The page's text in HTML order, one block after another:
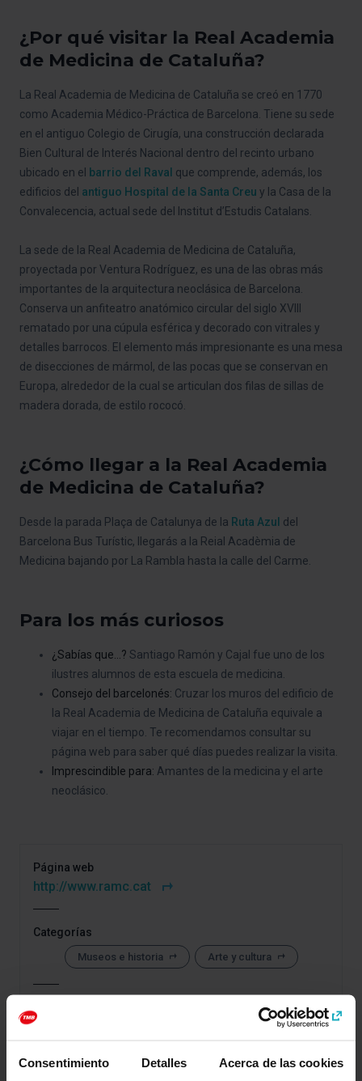
Consentimiento Detalles Acerca de las cookies
¿Por qué visitar la Real Academia
de Medicina de Cataluña?
La Real Academia de Medicina de Cataluña se creó en 1770
como Academia Médico-Práctica de Barcelona. Tiene su sede
en el antiguo Colegio de Cirugía, una construcción declarada
Bien Cultural de Interés Nacional dentro del recinto urbano
ubicado en el
barrio del Raval que comprende, además, los
edificios del antiguo Hospital de la Santa Creu y la Casa de la
Convalecencia, actual sede del Institut d’Estudis Catalans.
La sede de la Real Academia de Medicina de Cataluña,
proyectada por Ventura Rodríguez, es una de las obras más
importantes de la arquitectura neoclásica de Barcelona.
Conserva un anfiteatro anatómico circular del siglo XVIII
rematado por una cúpula esférica y decorado con vitrales y
detalles barrocos. El elemento más impresionante es una mesa
de disecciones de mármol, de las pocas que se conservan en
Europa, alrededor de la cual se articulan dos filas de sillas de
madera dorada, de estilo rococó.
¿Cómo llegar a la Real Academia
de Medicina de Cataluña?
Desde la parada Plaça de Catalunya de la Ruta Azul del
Barcelona Bus Turístic, llegarás a la Reial Acadèmia de
Medicina bajando por La Rambla hasta la calle del Carme.
Para los más curiosos
¿Sabías que...? Santiago Ramón y Cajal fue uno de los
ilustres alumnos de esta escuela de medicina.
Consejo del barcelonés: Cruzar los muros del edificio de
la Real Academia de Medicina de Cataluña equivale a
viajar en el tiempo. Te recomendamos consultar su
página web para saber qué días puedes realizar la visita.
Imprescindible para: Amantes de la medicina y el arte
neoclásico.
Página web
http://www.ramc.cat
Categorías
Museos e historia Arte y cultura
Cómo llegar a: Real Academia de Medicina de